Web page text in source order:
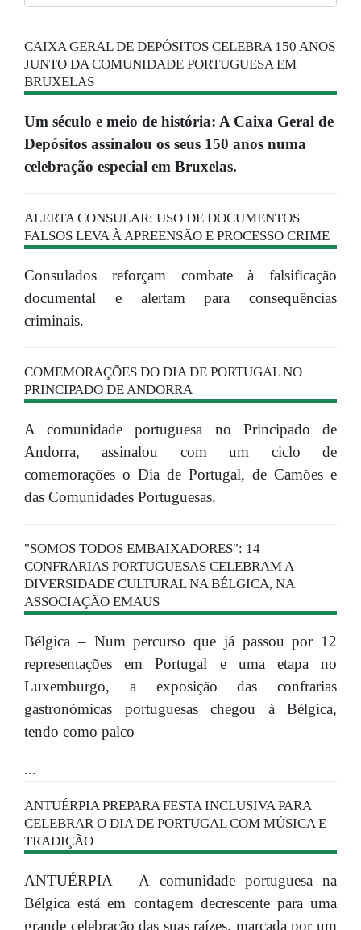
CAIXA GERAL DE DEPÓSITOS CELEBRA 150 ANOS
JUNTO DA COMUNIDADE PORTUGUESA EM
BRUXELAS
Um século e meio de história: A Caixa Geral de
Depósitos assinalou os seus 150 anos numa
celebração especial em Bruxelas.
ALERTA CONSULAR: USO DE DOCUMENTOS
FALSOS LEVA À APREENSÃO E PROCESSO CRIME
Consulados reforçam combate à falsificação
documental e alertam para consequências
criminais.
COMEMORAÇÕES DO DIA DE PORTUGAL NO
PRINCIPADO DE ANDORRA
A comunidade portuguesa no Principado de
Andorra, assinalou com um ciclo de
comemorações o Dia de Portugal, de Camões e
das Comunidades Portuguesas.
"SOMOS TODOS EMBAIXADORES": 14
CONFRARIAS PORTUGUESAS CELEBRAM A
DIVERSIDADE CULTURAL NA BÉLGICA, NA
ASSOCIAÇÃO EMAUS
Bélgica – Num percurso que já passou por 12
representações em Portugal e uma etapa no
Luxemburgo, a exposição das confrarias
gastronómicas portuguesas chegou à Bélgica,
tendo como palco
...
ANTUÉRPIA PREPARA FESTA INCLUSIVA PARA
CELEBRAR O DIA DE PORTUGAL COM MÚSICA E
TRADIÇÃO
ANTUÉRPIA – A comunidade portuguesa na
Bélgica está em contagem decrescente para uma
grande celebração das suas raízes, marcada por um